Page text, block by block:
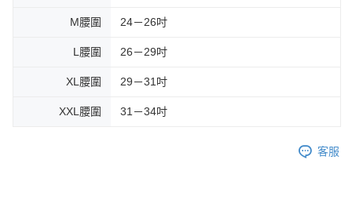
M腰圍 24－26吋
L腰圍 26－29吋
XL腰圍 29－31吋
XXL腰圍 31－34吋
客服